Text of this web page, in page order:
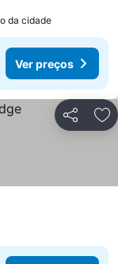
da cidade
Ver preços
Partilhar